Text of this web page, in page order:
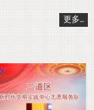
更多...